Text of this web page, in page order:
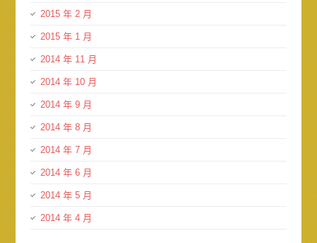
2015 年 2 月
2015 年 1 月
2014 年 11 月
2014 年 10 月
2014 年 9 月
2014 年 8 月
2014 年 7 月
2014 年 6 月
2014 年 5 月
2014 年 4 月